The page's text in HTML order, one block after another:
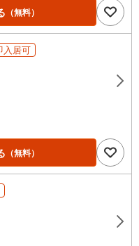
（無料）
入居可
（無料）